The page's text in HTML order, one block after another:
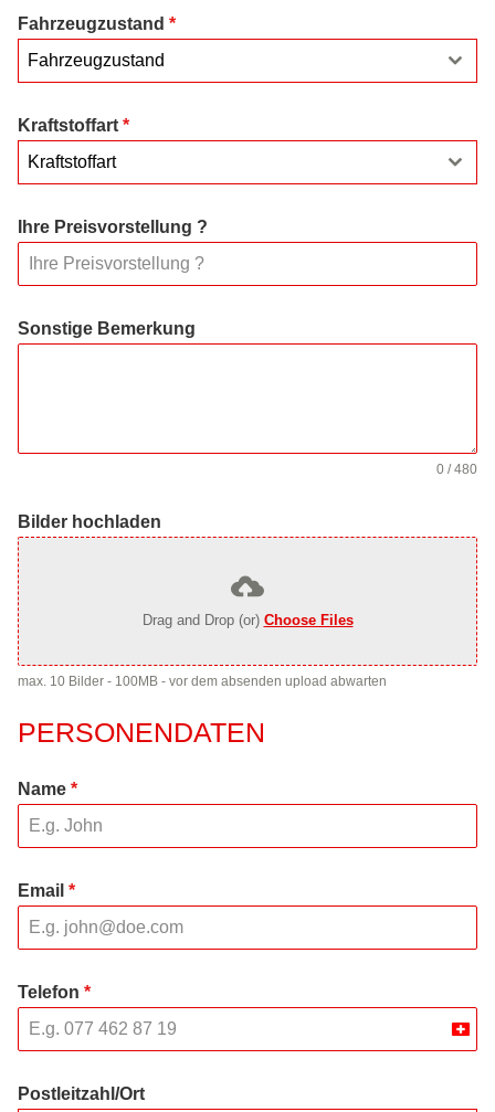
Fahrzeugzustand *
Fahrzeugzustand
Kraftstoffart *
Kraftstoffart
Ihre Preisvorstellung ?
Sonstige Bemerkung
0 / 480
Bilder hochladen
Drag and Drop (or) Choose Files
max. 10 Bilder - 100MB - vor dem absenden upload abwarten
PERSONENDATEN
Name *
Email *
Telefon *
Postleitzahl/Ort